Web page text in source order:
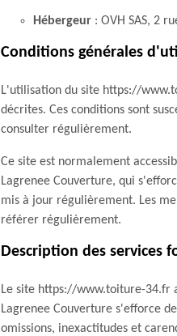
Hébergeur : OVH SAS, 2
Conditions générales
L'utilisation du site https://
décrites. Ces conditions sont
consulter régulièrement.
Ce site est normalement
Lagrenee Couverture, qui
mis à jour régulièrement. Les
référer régulièrement.
Description des services
Le site https://www.toiture-34.fr
Lagrenee Couverture s'efforce
omissions, inexactitudes et